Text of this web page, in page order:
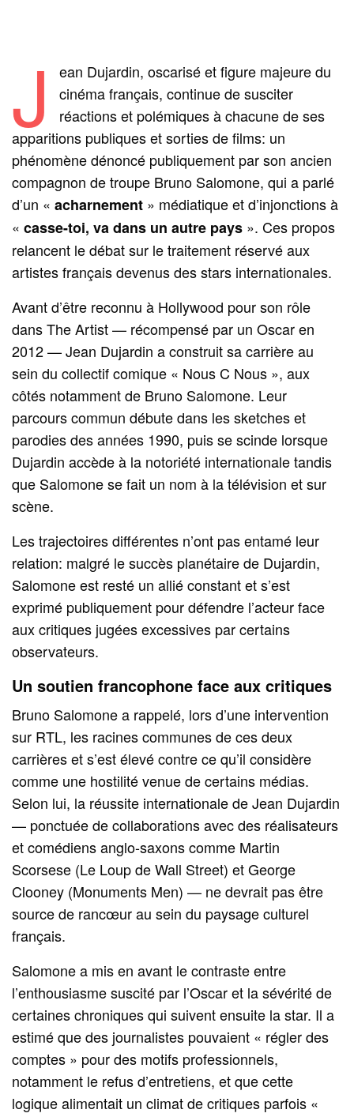
J
ean Dujardin, oscarisé et figure majeure du
cinéma français, continue de susciter
réactions et polémiques à chacune de ses
apparitions publiques et sorties de films: un
phénomène dénoncé publiquement par son ancien
compagnon de troupe Bruno Salomone, qui a parlé
d’un «acharnement » médiatique et d’injonctions à
«casse-toi, va dans un autre pays ». Ces propos
relancent le débat sur le traitement réservé aux
artistes français devenus des stars internationales.
Avant d’être reconnu à Hollywood pour son rôle
dans The Artist — récompensé par un Oscar en
2012 — Jean Dujardin a construit sa carrière au
sein du collectif comique « Nous C Nous », aux
côtés notamment de Bruno Salomone. Leur
parcours commun débute dans les sketches et
parodies des années 1990, puis se scinde lorsque
Dujardin accède à la notoriété internationale tandis
que Salomone se fait un nom à la télévision et sur
scène.
Les trajectoires différentes n’ont pas entamé leur
relation: malgré le succès planétaire de Dujardin,
Salomone est resté un allié constant et s’est
exprimé publiquement pour défendre l’acteur face
aux critiques jugées excessives par certains
observateurs.
Un soutien francophone face aux critiques
Bruno Salomone a rappelé, lors d’une intervention
sur RTL, les racines communes de ces deux
carrières et s’est élevé contre ce qu’il considère
comme une hostilité venue de certains médias.
Selon lui, la réussite internationale de Jean Dujardin
— ponctuée de collaborations avec des réalisateurs
et comédiens anglo-saxons comme Martin
Scorsese (Le Loup de Wall Street) et George
Clooney (Monuments Men) — ne devrait pas être
source de rancœur au sein du paysage culturel
français.
Salomone a mis en avant le contraste entre
l’enthousiasme suscité par l’Oscar et la sévérité de
certaines chroniques qui suivent ensuite la star. Il a
estimé que des journalistes pouvaient « régler des
comptes » pour des motifs professionnels,
notamment le refus d’entretiens, et que cette
logique alimentait un climat de critiques parfois «